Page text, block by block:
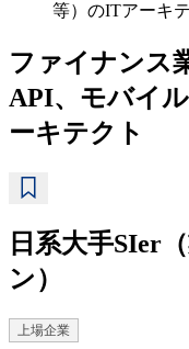
等）のITアーキ
ファイナンス
API、モバイ
ーキテクト
日系大手SIer
ン）
上場企業